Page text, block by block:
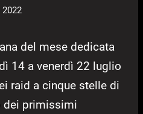
del mese dedicata
14 a venerdì 22 luglio
raid a cinque stelle di
dei primissimi